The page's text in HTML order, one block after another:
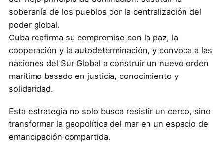
soberanía de los pueblos por la centralización del
poder global.
Cuba reafirma su compromiso con la paz, la
cooperación y la autodeterminación, y convoca a las
naciones del Sur Global a construir un nuevo orden
marítimo basado en justicia, conocimiento y
solidaridad.
Esta estrategia no solo busca resistir un cerco, sino
transformar la geopolítica del mar en un espacio de
emancipación compartida.